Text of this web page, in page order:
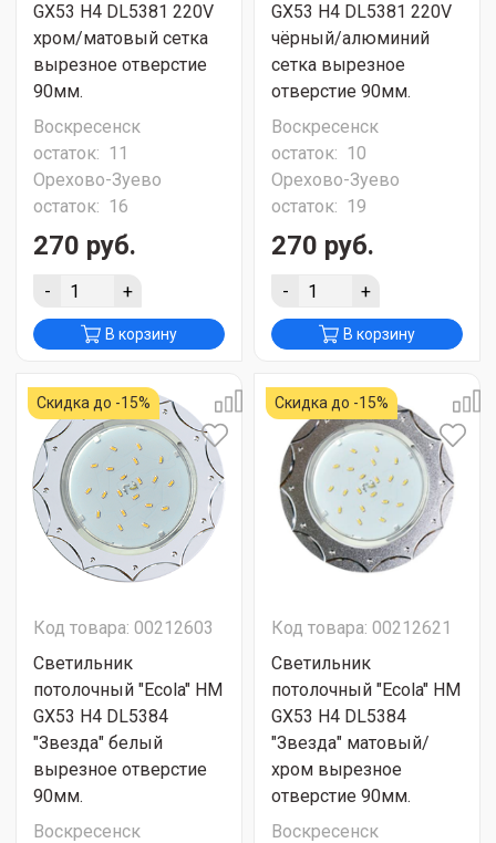
GX53 H4 DL5381 220V
хром/матовый сетка
вырезное отверстие
90мм.
Воскресенск
остаток: 11
Орехово-Зуево
остаток: 16
270 руб.
- +
В корзину
GX53 H4 DL5381 220V
чёрный/алюминий
сетка вырезное
отверстие 90мм.
Воскресенск
остаток: 10
Орехово-Зуево
остаток: 19
270 руб.
- +
В корзину
Скидка до -15%
Код товара: 00212603
Светильник
потолочный "Ecola" HM
GX53 H4 DL5384
"Звезда" белый
вырезное отверстие
90мм.
Воскресенск
Скидка до -15%
Код товара: 00212621
Светильник
потолочный "Ecola" HM
GX53 H4 DL5384
"Звезда" матовый/
хром вырезное
отверстие 90мм.
Воскресенск